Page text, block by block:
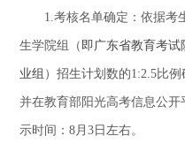
1.考核名单确定：依据考
生学院组（ 即广东省教育考
业组 ）招生计划数的1:2.5比例
并在教育部阳光高考信息公
示时间：8月3 日左右。